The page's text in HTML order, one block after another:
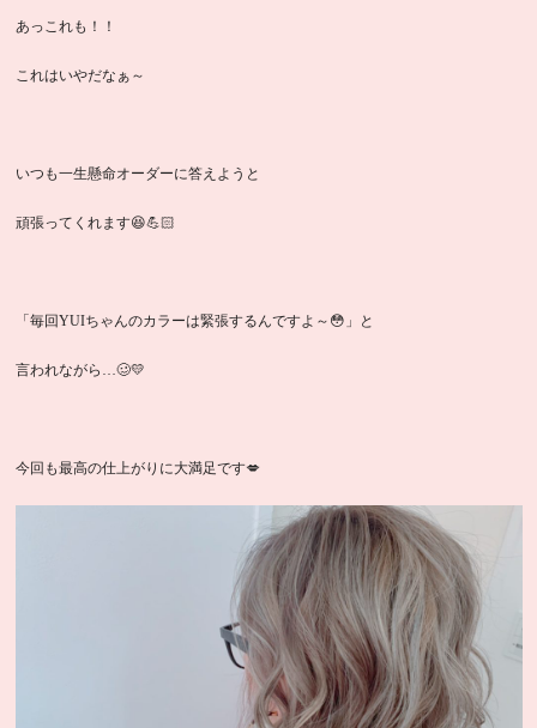
あっこれも！！
これはいやだなぁ～
いつも一生懸命オーダーに答えようと
頑張ってくれます😆💪🏻
「毎回YUIちゃんのカラーは緊張するんですよ～😳」と
言われながら…🥴💛
今回も最高の仕上がりに大満足です💋